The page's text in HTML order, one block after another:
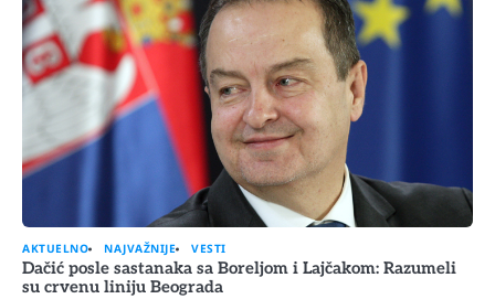
AKTUELNO NAJVAŽNIJE VESTI
Dačić posle sastanaka sa Boreljom i Lajčakom: Razumeli
su crvenu liniju Beograda